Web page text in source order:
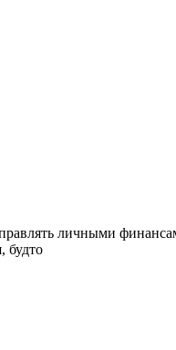
личными
будто